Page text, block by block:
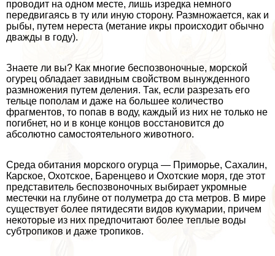
проводит на одном месте, лишь изредка немного
передвигаясь в ту или иную сторону. Размножается, как и
рыбы, путем нереста (метание икры происходит обычно
дважды в году).
Знаете ли вы? Как многие беспозвоночные, морской
огурец обладает завидным свойством вынужденного
размножения путем деления. Так, если разрезать его
тельце пополам и даже на большее количество
фрагментов, то попав в воду, каждый из них не только не
погибнет, но и в конце концов восстановится до
абсолютно самостоятельного животного.
Среда обитания морского огурца — Приморье, Сахалин,
Карское, Охотское, Баренцево и Охотские моря, где этот
представитель беспозвоночных выбирает укромные
местечки на глубине от полуметра до ста метров. В мире
существует более пятидесяти видов кукумарии, причем
некоторые из них предпочитают более теплые воды
субтропиков и даже тропиков.